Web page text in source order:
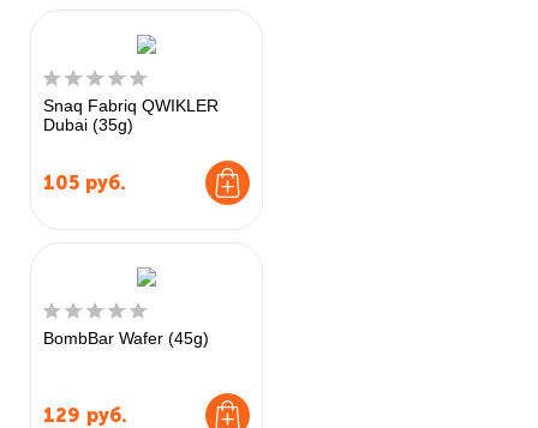
Snaq Fabriq QWIKLER
Dubai (35g)
105 руб.
BombBar Wafer (45g)
129 руб.